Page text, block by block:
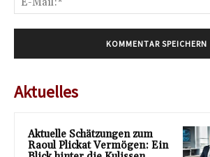
Aktuelles
Aktuelle Schätzungen zum
Raoul Plickat Vermögen: Ein